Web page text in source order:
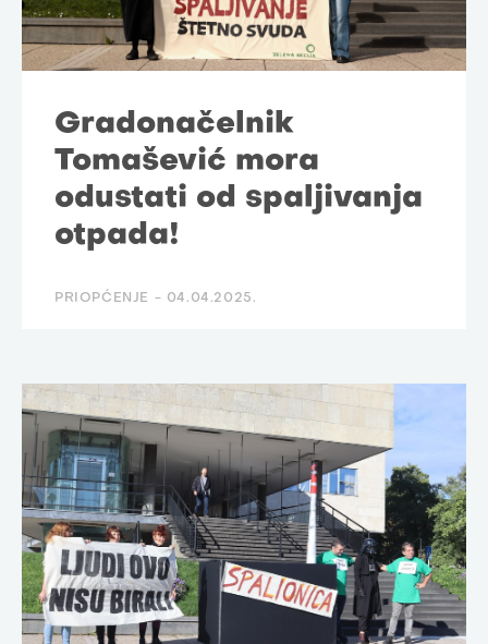
Gradonačelnik
Tomašević mora
odustati od spaljivanja
otpada!
PRIOPĆENJE - 04.04.2025.